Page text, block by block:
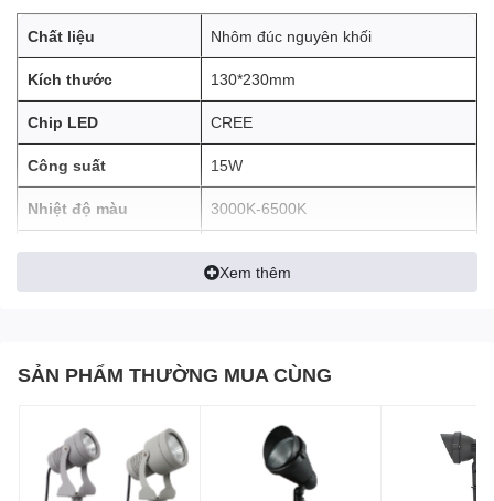
- Công suất: SLCRC15 với các công suất 15W giúp khách hàng
có nhiều lựa chọn phù hợp với ý đồ thiết kế.
cũng như đáp ứng các điều kiện an toàn điện.
Link Catalogue:
Chất liệu Nhôm đúc nguyên khối
Kích thước 130*230mm
Chip LED CREE
Công suất 15W
Nhiệt độ màu 3000K-6500K
CRI >80
Điện áp 175 ~ 240 VAC
Xem thêm
SẢN PHẨM THƯỜNG MUA CÙNG